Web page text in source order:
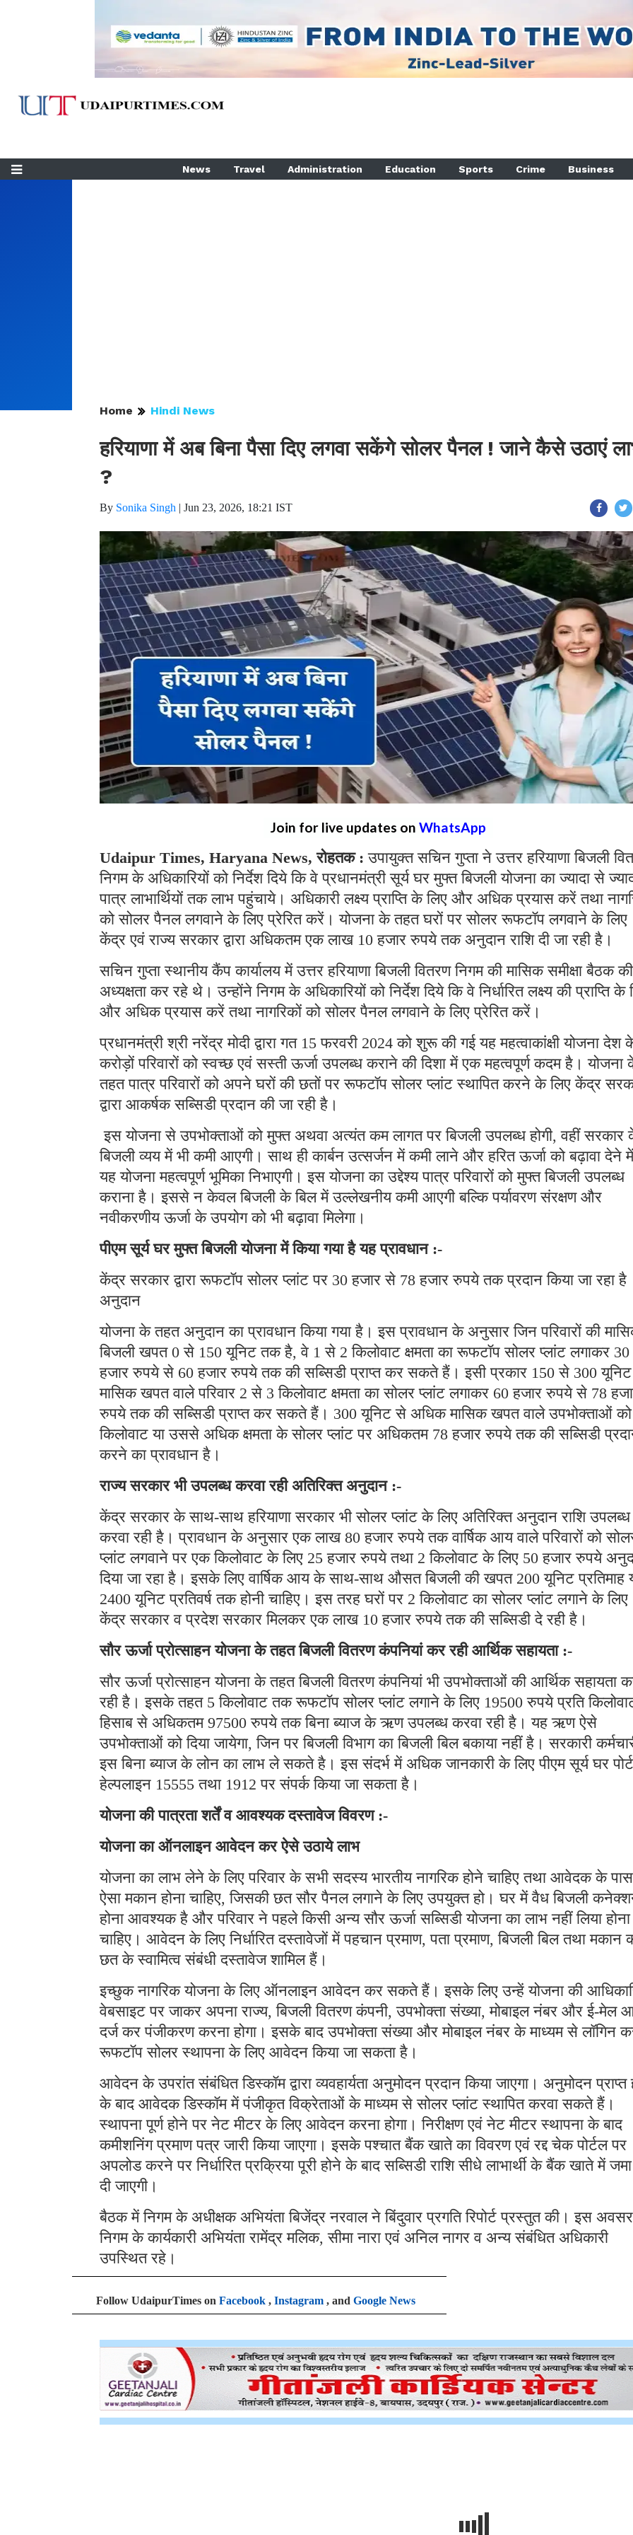
News Travel Administration Education Sports Crime Business
Home Hindi News
हरियाणा में अब बिना पैसा दिए लगवा सकेंगे सोलर पैनल ! जाने कैसे उठाएं
?
By Sonika Singh | Jun 23, 2026, 18:21 IST
Join for live updates on WhatsApp
Udaipur Times, Haryana News, रोहतक : उपायुक्त सचिन गुप्ता ने उत्तर हरियाणा बिजली
निगम के अधिकारियों को निर्देश दिये कि वे प्रधानमंत्री सूर्य घर मुफ्त बिजली योजना का ज्यादा से
पात्र लाभार्थियों तक लाभ पहुंचाये। अधिकारी लक्ष्य प्राप्ति के लिए और अधिक प्रयास करें तथा
को सोलर पैनल लगवाने के लिए प्रेरित करें। योजना के तहत घरों पर सोलर रूफटॉप लगवाने के लिए
केंद्र एवं राज्य सरकार द्वारा अधिकतम एक लाख 10 हजार रुपये तक अनुदान राशि दी जा रही है।
सचिन गुप्ता स्थानीय कैंप कार्यालय में उत्तर हरियाणा बिजली वितरण निगम की मासिक समीक्षा बैठक की
अध्यक्षता कर रहे थे। उन्होंने निगम के अधिकारियों को निर्देश दिये कि वे निर्धारित लक्ष्य की प्राप्ति के
और अधिक प्रयास करें तथा नागरिकों को सोलर पैनल लगवाने के लिए प्रेरित करें।
प्रधानमंत्री श्री नरेंद्र मोदी द्वारा गत 15 फरवरी 2024 को शुरू की गई यह महत्वाकांक्षी योजना देश
करोड़ों परिवारों को स्वच्छ एवं सस्ती ऊर्जा उपलब्ध कराने की दिशा में एक महत्वपूर्ण कदम है। योजना
तहत पात्र परिवारों को अपने घरों की छतों पर रूफटॉप सोलर प्लांट स्थापित करने के लिए केंद्र
द्वारा आकर्षक सब्सिडी प्रदान की जा रही है।
इस योजना से उपभोक्ताओं को मुफ्त अथवा अत्यंत कम लागत पर बिजली उपलब्ध होगी, वहीं सरकार
बिजली व्यय में भी कमी आएगी। साथ ही कार्बन उत्सर्जन में कमी लाने और हरित ऊर्जा को बढ़ावा देने
यह योजना महत्वपूर्ण भूमिका निभाएगी। इस योजना का उद्देश्य पात्र परिवारों को मुफ्त बिजली उपलब्ध
कराना है। इससे न केवल बिजली के बिल में उल्लेखनीय कमी आएगी बल्कि पर्यावरण संरक्षण और
नवीकरणीय ऊर्जा के उपयोग को भी बढ़ावा मिलेगा।
पीएम सूर्य घर मुफ्त बिजली योजना में किया गया है यह प्रावधान :-
केंद्र सरकार द्वारा रूफटॉप सोलर प्लांट पर 30 हजार से 78 हजार रुपये तक प्रदान किया जा रहा है
अनुदान
योजना के तहत अनुदान का प्रावधान किया गया है। इस प्रावधान के अनुसार जिन परिवारों की
बिजली खपत 0 से 150 यूनिट तक है, वे 1 से 2 किलोवाट क्षमता का रूफटॉप सोलर प्लांट लगाकर 30
हजार रुपये से 60 हजार रुपये तक की सब्सिडी प्राप्त कर सकते हैं। इसी प्रकार 150 से 300 यूनिट
मासिक खपत वाले परिवार 2 से 3 किलोवाट क्षमता का सोलर प्लांट लगाकर 60 हजार रुपये से 78
रुपये तक की सब्सिडी प्राप्त कर सकते हैं। 300 यूनिट से अधिक मासिक खपत वाले उपभोक्ताओं
किलोवाट या उससे अधिक क्षमता के सोलर प्लांट पर अधिकतम 78 हजार रुपये तक की सब्सिडी
करने का प्रावधान है।
राज्य सरकार भी उपलब्ध करवा रही अतिरिक्त अनुदान :-
केंद्र सरकार के साथ-साथ हरियाणा सरकार भी सोलर प्लांट के लिए अतिरिक्त अनुदान राशि उपलब्ध
करवा रही है। प्रावधान के अनुसार एक लाख 80 हजार रुपये तक वार्षिक आय वाले परिवारों को
प्लांट लगवाने पर एक किलोवाट के लिए 25 हजार रुपये तथा 2 किलोवाट के लिए 50 हजार रुपये
दिया जा रहा है। इसके लिए वार्षिक आय के साथ-साथ औसत बिजली की खपत 200 यूनिट प्रतिमाह
2400 यूनिट प्रतिवर्ष तक होनी चाहिए। इस तरह घरों पर 2 किलोवाट का सोलर प्लांट लगाने के लिए
केंद्र सरकार व प्रदेश सरकार मिलकर एक लाख 10 हजार रुपये तक की सब्सिडी दे रही है।
सौर ऊर्जा प्रोत्साहन योजना के तहत बिजली वितरण कंपनियां कर रही आर्थिक सहायता :-
सौर ऊर्जा प्रोत्साहन योजना के तहत बिजली वितरण कंपनियां भी उपभोक्ताओं की आर्थिक सहायता
रही है। इसके तहत 5 किलोवाट तक रूफटॉप सोलर प्लांट लगाने के लिए 19500 रुपये प्रति
हिसाब से अधिकतम 97500 रुपये तक बिना ब्याज के ऋण उपलब्ध करवा रही है। यह ऋण ऐसे
उपभोक्ताओं को दिया जायेगा, जिन पर बिजली विभाग का बिजली बिल बकाया नहीं है। सरकारी
इस बिना ब्याज के लोन का लाभ ले सकते है। इस संदर्भ में अधिक जानकारी के लिए पीएम सूर्य घर
हेल्पलाइन 15555 तथा 1912 पर संपर्क किया जा सकता है।
योजना की पात्रता शर्तें व आवश्यक दस्तावेज विवरण :-
योजना का ऑनलाइन आवेदन कर ऐसे उठाये लाभ
योजना का लाभ लेने के लिए परिवार के सभी सदस्य भारतीय नागरिक होने चाहिए तथा आवेदक के पास
ऐसा मकान होना चाहिए, जिसकी छत सौर पैनल लगाने के लिए उपयुक्त हो। घर में वैध बिजली
होना आवश्यक है और परिवार ने पहले किसी अन्य सौर ऊर्जा सब्सिडी योजना का लाभ नहीं लिया होना
चाहिए। आवेदन के लिए निर्धारित दस्तावेजों में पहचान प्रमाण, पता प्रमाण, बिजली बिल तथा मकान
छत के स्वामित्व संबंधी दस्तावेज शामिल हैं।
इच्छुक नागरिक योजना के लिए ऑनलाइन आवेदन कर सकते हैं। इसके लिए उन्हें योजना की
वेबसाइट पर जाकर अपना राज्य, बिजली वितरण कंपनी, उपभोक्ता संख्या, मोबाइल नंबर और ई-मेल
दर्ज कर पंजीकरण करना होगा। इसके बाद उपभोक्ता संख्या और मोबाइल नंबर के माध्यम से लॉगिन
रूफटॉप सोलर स्थापना के लिए आवेदन किया जा सकता है।
आवेदन के उपरांत संबंधित डिस्कॉम द्वारा व्यवहार्यता अनुमोदन प्रदान किया जाएगा। अनुमोदन प्राप्त
के बाद आवेदक डिस्कॉम में पंजीकृत विक्रेताओं के माध्यम से सोलर प्लांट स्थापित करवा सकते हैं।
स्थापना पूर्ण होने पर नेट मीटर के लिए आवेदन करना होगा। निरीक्षण एवं नेट मीटर स्थापना के बाद
कमीशनिंग प्रमाण पत्र जारी किया जाएगा। इसके पश्चात बैंक खाते का विवरण एवं रद्द चेक पोर्टल पर
अपलोड करने पर निर्धारित प्रक्रिया पूरी होने के बाद सब्सिडी राशि सीधे लाभार्थी के बैंक खाते में
दी जाएगी।
बैठक में निगम के अधीक्षक अभियंता बिजेंद्र नरवाल ने बिंदुवार प्रगति रिपोर्ट प्रस्तुत की। इस
निगम के कार्यकारी अभियंता रामेंद्र मलिक, सीमा नारा एवं अनिल नागर व अन्य संबंधित अधिकारी
उपस्थित रहे।
Follow UdaipurTimes on Facebook , Instagram , and Google News